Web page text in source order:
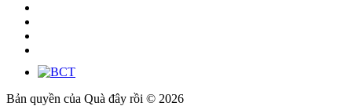
Bản quyền của Quà đây rồi © 2026